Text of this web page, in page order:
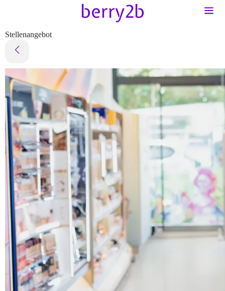
Stellenangebot